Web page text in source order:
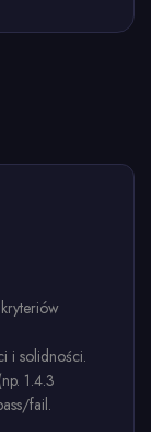
i solidności.
1.4.3
fail.